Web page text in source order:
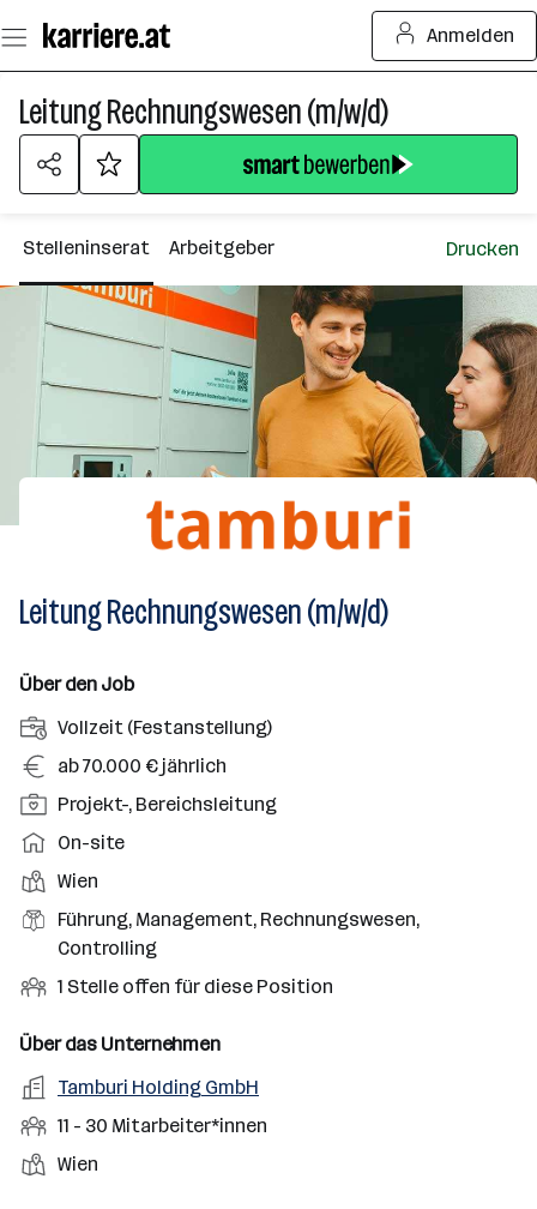
Seiteninhalt
springen
Anmelden
Leitung Rechnungswesen (m/w/d)
Stelleninserat Arbeitgeber Drucken
Leitung Rechnungswesen (m/w/d)
Über den Job
A
n
t
e
l
u
g
a
t
Vollzeit (Festanstellung)
G
e
h
a
l
t
ab 70.000 € jährlich
P
o
i
t
o
s
b
e
e
Projekt-, Bereichsleitung
A
r
b
e
t
m
d
e
l
On-site
D
i
s
o
r
Wien
B
r
f
f
e
d
Führung, Management, Rechnungswesen,
Controlling
O
f
n
e
S
1 Stelle offen für diese Position
Über das Unternehmen
A
r
e
Tamburi Holding GmbH
M
i
t
11 - 30 Mitarbeiter*innen
S
Wien